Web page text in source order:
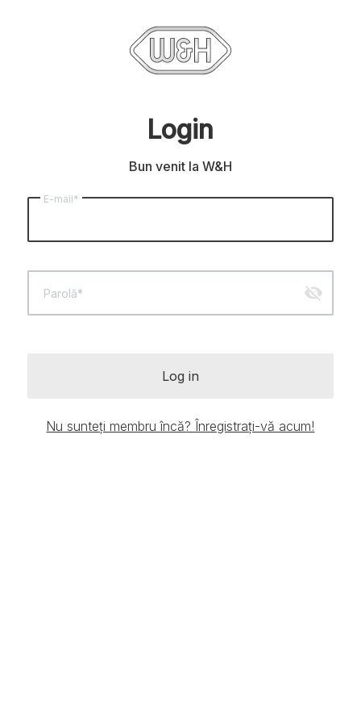
Login
Bun venit la W&H
E-mail*
Parolă* visibility_off
Log in
Nu sunteți membru încă? Înregistrați-vă acum!